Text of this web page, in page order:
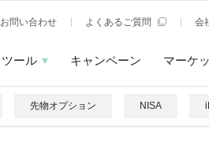
お問い合わせ よくあるご質問 会
ツール キャンペーン マーケ
先物オプション NISA